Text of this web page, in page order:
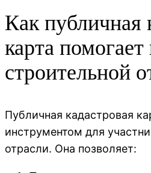
Как публичная
карта помогает
строительной
Публичная кадастровая
инструментом для
отрасли. Она позволяет: